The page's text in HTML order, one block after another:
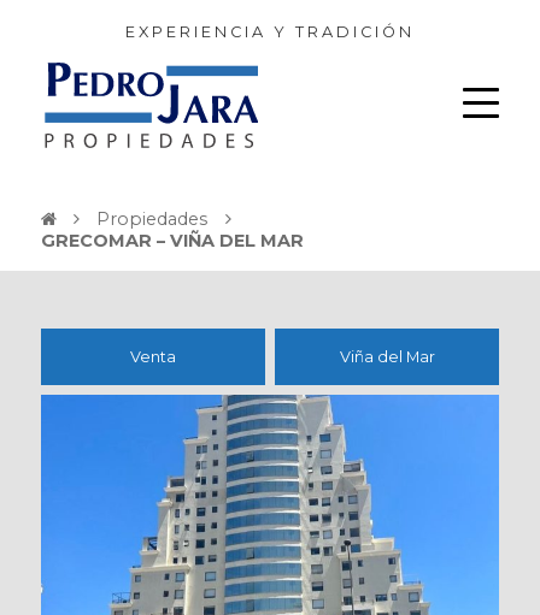
EXPERIENCIA Y TRADICIÓN
Propiedades
GRECOMAR – VIÑA DEL MAR
Venta Viña del Mar